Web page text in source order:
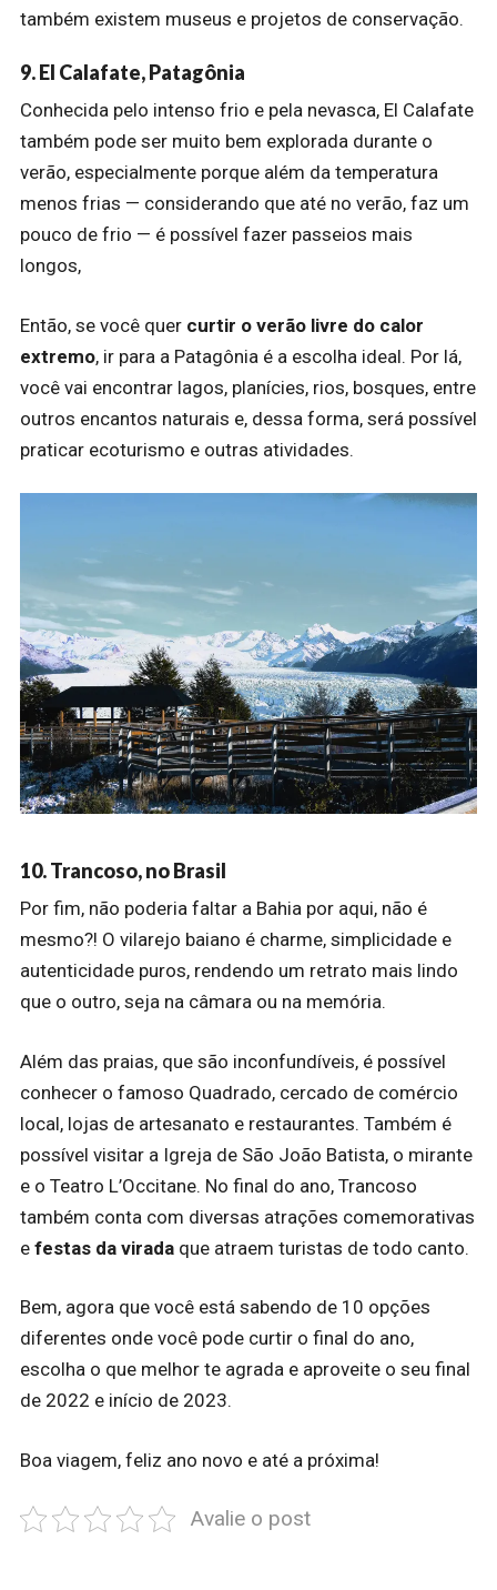
também existem museus e projetos de conservação.
9. El Calafate, Patagônia
Conhecida pelo intenso frio e pela nevasca, El Calafate
também pode ser muito bem explorada durante o
verão, especialmente porque além da temperatura
menos frias — considerando que até no verão, faz um
pouco de frio — é possível fazer passeios mais
longos,
Então, se você quer curtir o verão livre do calor
extremo, ir para a Patagônia é a escolha ideal. Por lá,
você vai encontrar lagos, planícies, rios, bosques, entre
outros encantos naturais e, dessa forma, será possível
praticar ecoturismo e outras atividades.
10. Trancoso, no Brasil
Por fim, não poderia faltar a Bahia por aqui, não é
mesmo?! O vilarejo baiano é charme, simplicidade e
autenticidade puros, rendendo um retrato mais lindo
que o outro, seja na câmara ou na memória.
Além das praias, que são inconfundíveis, é possível
conhecer o famoso Quadrado, cercado de comércio
local, lojas de artesanato e restaurantes. Também é
possível visitar a Igreja de São João Batista, o mirante
e o Teatro L’Occitane. No final do ano, Trancoso
também conta com diversas atrações comemorativas
e festas da virada que atraem turistas de todo canto.
Bem, agora que você está sabendo de 10 opções
diferentes onde você pode curtir o final do ano,
escolha o que melhor te agrada e aproveite o seu final
de 2022 e início de 2023.
Boa viagem, feliz ano novo e até a próxima!
Avalie o post